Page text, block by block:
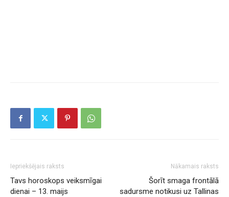
Iepriekšējais raksts
Tavs horoskops veiksmīgai
dienai – 13. maijs
Nākamais raksts
Šorīt smaga frontālā
sadursme notikusi uz Tallinas